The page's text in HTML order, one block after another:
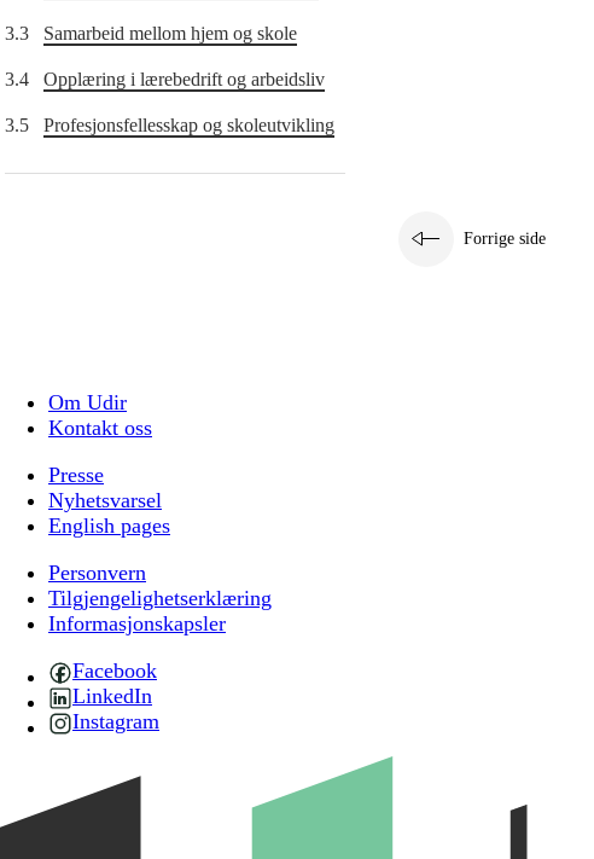
3.3 Samarbeid mellom hjem og skole
3.4 Opplæring i lærebedrift og arbeidsliv
3.5 Profesjonsfellesskap og skoleutvikling
Forrige side
Om Udir
Kontakt oss
Presse
Nyhetsvarsel
English pages
Personvern
Tilgjengelighetserklæring
Informasjonskapsler
Facebook
LinkedIn
Instagram